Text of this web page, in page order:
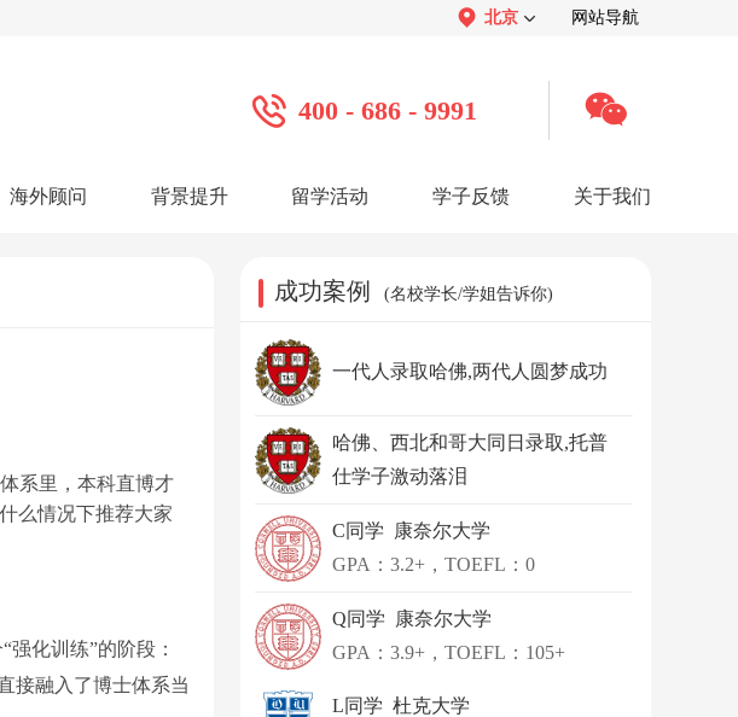
北京 网站导航
400 - 686 - 9991
海外顾问 背景提升 留学活动 学子反馈
学子心声： 感谢视频 学子访谈
关于我们
品牌介绍： 关于我们 公司活动 媒体报道
系里，本科直博才
么情况下推荐大家
化训练”的阶段：
接融入了博士体系当
成功案例 (名校学长/学姐告诉你)
一代人录取哈佛,两代人圆梦成功
哈佛、西北和哥大同日录取,托普
仕学子激动落泪
C同学 康奈尔大学
GPA：3.2+，TOEFL：0
Q同学 康奈尔大学
GPA：3.9+，TOEFL：105+
L同学 杜克大学